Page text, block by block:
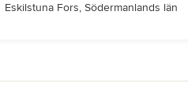
Eskilstuna Fors, Södermanlands län